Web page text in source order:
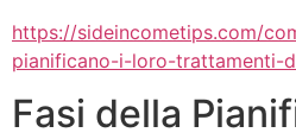
https://sideincometips.com/
pianificano-i-loro-trattamenti-
Fasi della